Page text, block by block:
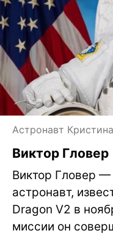
Астронавт
Виктор Гловер
Виктор Гловер
астронавт,
Dragon V2 в
миссии он